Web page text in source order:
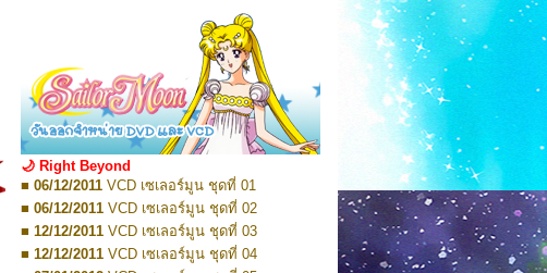
Pretty Guardian Sailor Moon Eternal
Pretty Guardian Sailor Moon Eternal
Edition 10
■ TBA 2026Code Name: Sailor V 1
■ TBA 2026Code Name: Sailor V 2
VCD เซเลอร์มูน คริสตัล VOL.9
VCD เซเลอร์มูน คริสตัล VOL.10
■ 10/08/2016
VCD เซเลอร์มูน คริสตัล VOL.11
■ 10/08/2016VCD เซเลอร์มูน คริสตัล VOL.12
■ 17/08/2016VCD เซเลอร์มูน คริสตัล VOL.13
■ 26/05/2016 DVD เซเลอร์มูน คริสตัล VOL.1
■ 08/07/2016DVD เซเลอร์มูน คริสตัล VOL.2
■ 19/08/2016 DVD เซเลอร์มูน คริสตัล VOL.3
■ 08/09/2016 DVD เซเลอร์มูน คริสตัล VOL.4
■ 07/10/2016 DVD เซเลอร์มูน คริสตัล VOL.5
■ 28/10/2016 DVD เซเลอร์มูน คริสตัล VOL.6
🌙 Right Beyond
■ 06/12/2011 VCD เซเลอร์มูน ชุดที่ 01
■ 06/12/2011 VCD เซเลอร์มูน ชุดที่ 02
■ 12/12/2011 VCD เซเลอร์มูน ชุดที่ 03
■ 12/12/2011 VCD เซเลอร์มูน ชุดที่ 04